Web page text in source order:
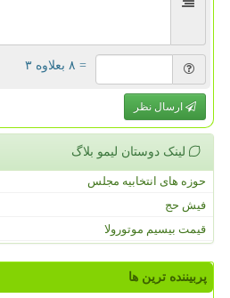
= ۸ بعلاوه ۳
ارسال نظر
لینک دوستان لیمو بلاگ
حوزه های انتخابیه مجلس
فیش حج
قیمت بیسیم موتورولا
پربیننده ترین ها